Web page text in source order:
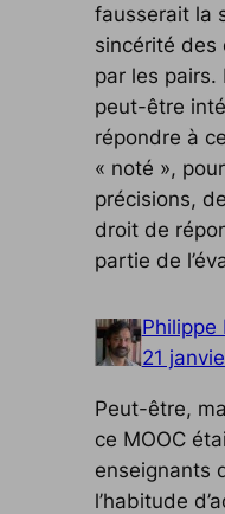
fausserait la
sincérité des
par les pairs.
peut-être
répondre à
« noté »,
précisions,
droit de
partie de
Philippe
21
Peut-être,
ce MOOC
enseignants
l’habitude